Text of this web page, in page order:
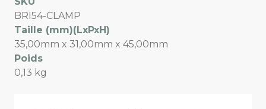
BRI54-CLAMP
Taille (mm)(LxPxH)
35,00mm x 31,00mm x 45,00mm
Poids
0,13 kg